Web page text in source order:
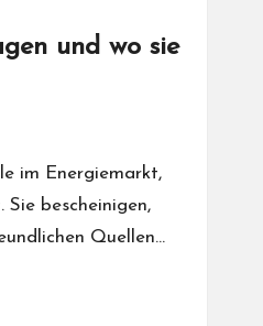
und wo sie
im Energiemarkt,
Sie bescheinigen,
Quellen…